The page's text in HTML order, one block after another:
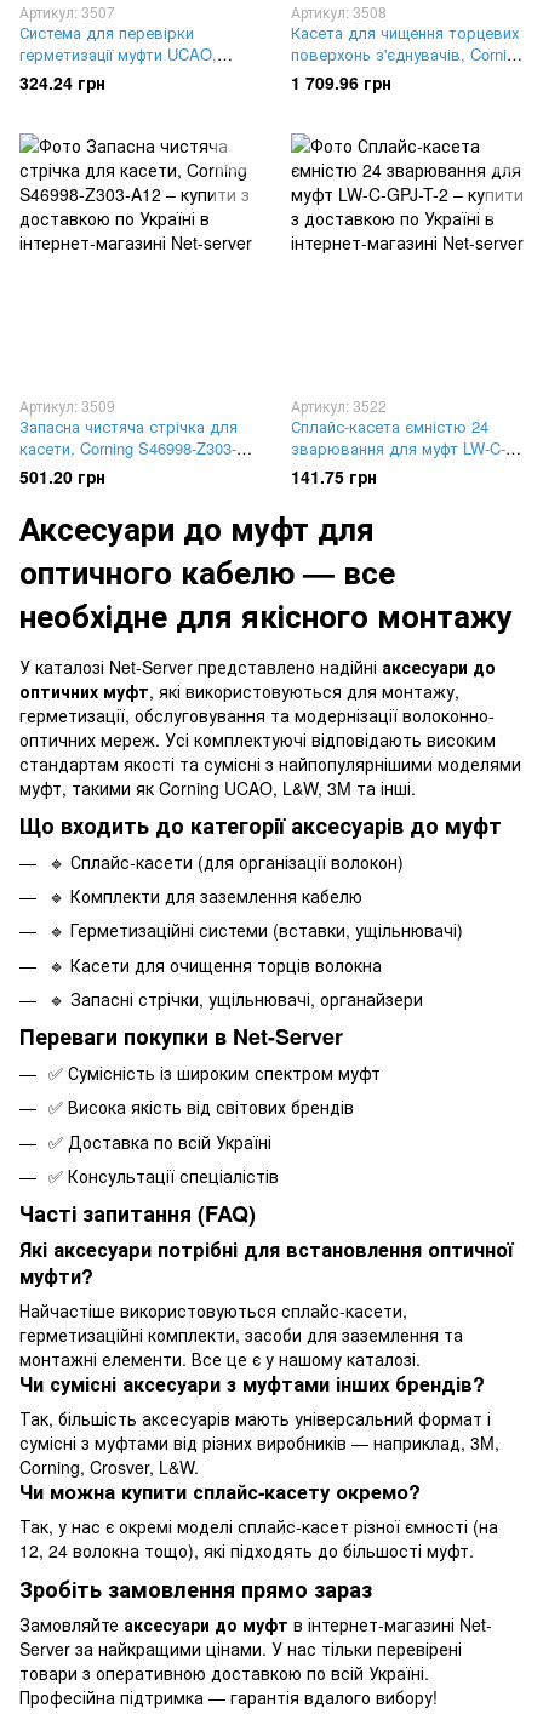
Артикул: 3507
Система для перевірки
герметизації муфти UCAO,
Corning S45756-M5-A7
324.24 грн
Артикул: 3508
Касета для чищення торцевих
поверхонь з'єднувачів, Corning
S46998-Z303-A11
1 709.96 грн
Артикул: 3509
Запасна чистяча стрічка для
касети, Corning S46998-Z303-
A12
501.20 грн
Артикул: 3522
Сплайс-касета ємністю 24
зварювання для муфт LW-C-
GPJ-T-2
141.75 грн
Аксесуари до муфт для
оптичного кабелю — все
необхідне для якісного монтажу
У каталозі Net-Server представлено надійні аксесуари до
оптичних муфт, які використовуються для монтажу,
герметизації, обслуговування та модернізації волоконно-
оптичних мереж. Усі комплектуючі відповідають високим
стандартам якості та сумісні з найпопулярнішими моделями
муфт, такими як Corning UCAO, L&W, 3M та інші.
Що входить до категорії аксесуарів до муфт
🔹 Сплайс-касети (для організації волокон)
🔹 Комплекти для заземлення кабелю
🔹 Герметизаційні системи (вставки, ущільнювачі)
🔹 Касети для очищення торців волокна
🔹 Запасні стрічки, ущільнювачі, органайзери
Переваги покупки в Net-Server
✅ Сумісність із широким спектром муфт
✅ Висока якість від світових брендів
✅ Доставка по всій Україні
✅ Консультації спеціалістів
Часті запитання (FAQ)
Які аксесуари потрібні для встановлення оптичної
муфти?
Найчастіше використовуються сплайс-касети,
герметизаційні комплекти, засоби для заземлення та
монтажні елементи. Все це є у нашому каталозі.
Чи сумісні аксесуари з муфтами інших брендів?
Так, більшість аксесуарів мають універсальний формат і
сумісні з муфтами від різних виробників — наприклад, 3M,
Corning, Crosver, L&W.
Чи можна купити сплайс-касету окремо?
Так, у нас є окремі моделі сплайс-касет різної ємності (на
12, 24 волокна тощо), які підходять до більшості муфт.
Зробіть замовлення прямо зараз
Замовляйте аксесуари до муфт в інтернет-магазині Net-
Server за найкращими цінами. У нас тільки перевірені
товари з оперативною доставкою по всій Україні.
Професійна підтримка — гарантія вдалого вибору!